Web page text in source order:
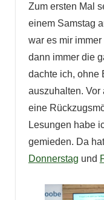
Zum ersten Mal
einem Samstag
war es mir
dann immer die
dachte ich, ohne
auszuhalten. Vor
eine
Lesungen habe
gemieden. Da
Donnerstag und